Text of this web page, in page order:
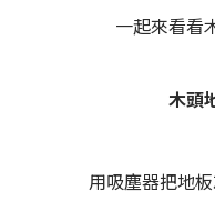
一起來看看
木頭
用吸塵器把地